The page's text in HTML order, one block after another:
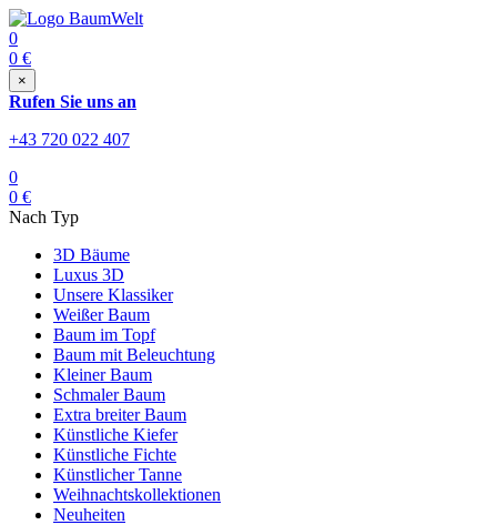
0
0 €
×
Rufen Sie uns an
+43 720 022 407
0
0 €
Nach Typ
3D Bäume
Luxus 3D
Unsere Klassiker
Weißer Baum
Baum im Topf
Baum mit Beleuchtung
Kleiner Baum
Schmaler Baum
Extra breiter Baum
Künstliche Kiefer
Künstliche Fichte
Künstlicher Tanne
Weihnachtskollektionen
Neuheiten